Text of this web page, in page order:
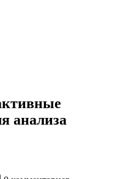
анализа